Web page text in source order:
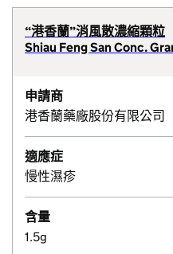
“港香蘭”消風散濃縮顆粒
Shiau Feng San Conc.
申請商
港香蘭藥廠股份有限公司
適應症
慢性濕疹
含量
1.5g